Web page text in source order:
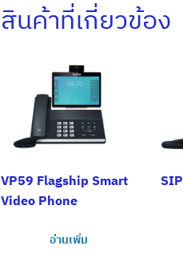
สินค้าที่เกี่ยวข้อง
VP59 Flagship Smart
Video Phone
อ่านเพิ่ม